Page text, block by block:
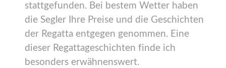
stattgefunden. Bei bestem Wetter haben
die Segler Ihre Preise und die Geschichten
der Regatta entgegen genommen. Eine
dieser Regattageschichten finde ich
besonders erwähnenswert.